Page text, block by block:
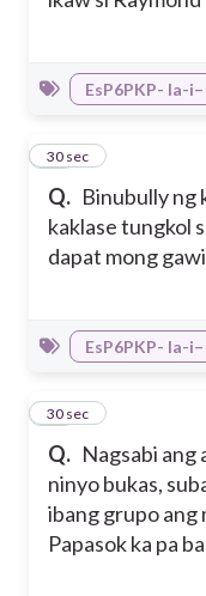
EsP6PKP- Ia-
Q. Binubully ng
kaklase tungkol
dapat mong
27
30 sec
EsP6PKP- Ia-
Q. Nagsabi ang
ninyo bukas,
ibang grupo ang
Papasok ka pa
28
30 sec